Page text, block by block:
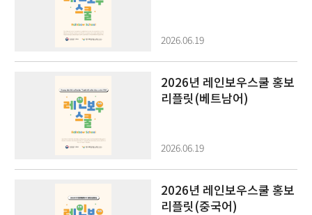
2026.06.19
2026년 레인보우스쿨 홍보
리플릿(베트남어)
2026.06.19
2026년 레인보우스쿨 홍보
리플릿(중국어)